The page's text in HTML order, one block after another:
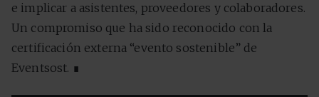
e implicar a asistentes, proveedores y colaboradores.
Un compromiso que ha sido reconocido con la
certificación externa “evento sostenible” de
Eventsost. ∎